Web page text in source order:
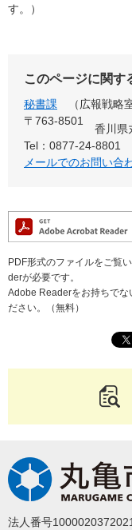
す。）
このページに関す
秘書課
広報戦略
〒763-8501
香川県
Tel：0877-24-8801
メールでのお問い合
PDF形式のファイルをご覧
derが必要です。
Adobe Readerをお持ちでな
ださい。（無料）
法人番号